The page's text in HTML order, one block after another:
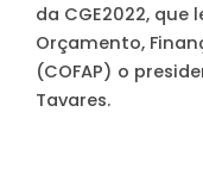
da CGE2022, que
Orçamento,
(COFAP) o
Tavares.